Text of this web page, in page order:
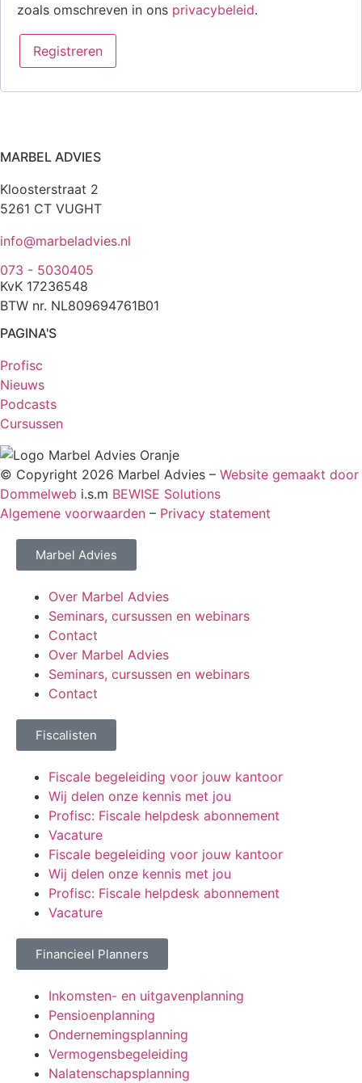
zoals omschreven in ons privacybeleid.
Registreren
MARBEL ADVIES
Kloosterstraat 2
5261 CT VUGHT
info@marbeladvies.nl
073 - 5030405
KvK 17236548
BTW nr. NL809694761B01
PAGINA'S
Profisc
Nieuws
Podcasts
Cursussen
© Copyright 2026 Marbel Advies – Website gemaakt door
Dommelweb i.s.m BEWISE Solutions
Algemene voorwaarden – Privacy statement
Marbel Advies
Over Marbel Advies
Seminars, cursussen en webinars
Contact
Over Marbel Advies
Seminars, cursussen en webinars
Contact
Fiscalisten
Fiscale begeleiding voor jouw kantoor
Wij delen onze kennis met jou
Profisc: Fiscale helpdesk abonnement
Vacature
Fiscale begeleiding voor jouw kantoor
Wij delen onze kennis met jou
Profisc: Fiscale helpdesk abonnement
Vacature
Financieel Planners
Inkomsten- en uitgavenplanning
Pensioenplanning
Ondernemingsplanning
Vermogensbegeleiding
Nalatenschapsplanning